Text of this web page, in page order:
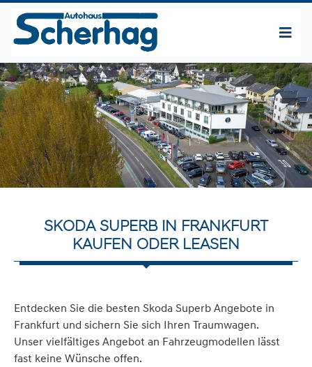
SKODA SUPERB IN FRANKFURT
KAUFEN ODER LEASEN
Entdecken Sie die besten Skoda Superb Angebote in
Frankfurt und sichern Sie sich Ihren Traumwagen.
Unser vielfältiges Angebot an Fahrzeugmodellen lässt
fast keine Wünsche offen.